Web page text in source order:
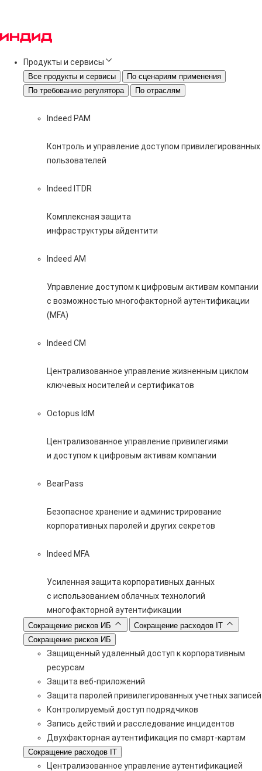
Продукты и сервисы
Все продукты и сервисы
По сценариям применения
По требованию регулятора
По отраслям
Indeed PAM
Контроль и управление доступом привилегированных
пользователей
Indeed ITDR
Комплексная защита
инфраструктуры айдентити
Indeed AM
Управление доступом к цифровым активам компании
с возможностью многофакторной аутентификации
(MFA)
Indeed CM
Централизованное управление жизненным циклом
ключевых носителей и сертификатов
Octopus IdM
Централизованное управление привилегиями
и доступом к цифровым активам компании
BearPass
Безопасное хранение и администрирование
корпоративных паролей и других секретов
Indeed MFA
Усиленная защита корпоративных данных
с использованием облачных технологий
многофакторной аутентификации
Сокращение рисков ИБ
Сокращение расходов IT
Сокращение рисков ИБ
Защищенный удаленный доступ к корпоративным
ресурсам
Защита веб-приложений
Защита паролей привилегированных учетных записей
Контролируемый доступ подрядчиков
Запись действий и расследование инцидентов
Двухфакторная аутентификация по смарт-картам
Сокращение расходов IT
Централизованное управление аутентификацией